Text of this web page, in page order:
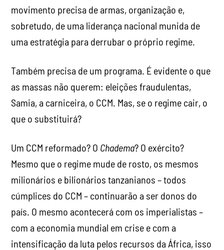
movimento precisa de armas, organização e,
sobretudo, de uma liderança nacional munida de
uma estratégia para derrubar o próprio regime.
Também precisa de um programa. É evidente o que
as massas não querem: eleições fraudulentas,
Samia, a carniceira, o CCM. Mas, se o regime cair, o
que o substituirá?
Um CCM reformado? O Chadema? O exército?
Mesmo que o regime mude de rosto, os mesmos
milionários e bilionários tanzanianos – todos
cúmplices do CCM – continuarão a ser donos do
país. O mesmo acontecerá com os imperialistas –
com a economia mundial em crise e com a
intensificação da luta pelos recursos da África, isso